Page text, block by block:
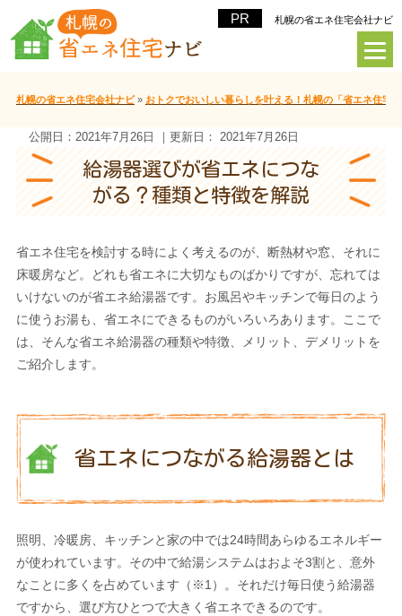
札幌の省エネ住宅会社ナビ
札幌の省エネ住宅会社ナビ» おトクでおいしい暮らしを叶える！札幌の「省エネ住宅
公開日： 2021年7月26日 ｜更新日： 2021年7月26日
給湯器選びが省エネにつな
がる？種類と特徴を解説
省エネ住宅を検討する時によく考えるのが、断熱材や窓、それに
床暖房など。どれも省エネに大切なものばかりですが、忘れては
いけないのが省エネ給湯器です。お風呂やキッチンで毎日のよう
に使うお湯も、省エネにできるものがいろいろあります。ここで
は、そんな省エネ給湯器の種類や特徴、メリット、デメリットを
ご紹介します。
省エネにつながる給湯器とは
照明、冷暖房、キッチンと家の中では24時間あらゆるエネルギー
が使われています。その中で給湯システムはおよそ3割と、意外
なことに多くを占めています（※1）。それだけ毎日使う給湯器
ですから、選び方ひとつで大きく省エネできるのです。